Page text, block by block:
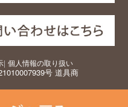
| 個人情報の取り扱い
号 道具商